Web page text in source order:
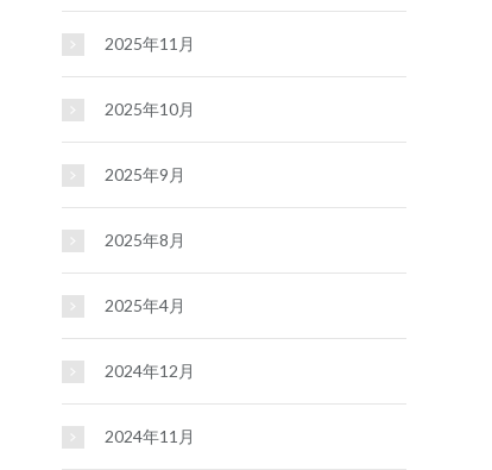
2025年11月
2025年10月
2025年9月
2025年8月
2025年4月
2024年12月
2024年11月